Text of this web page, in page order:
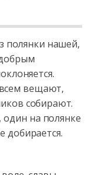
полянки нашей,
вещают,
собирают.
один на полянке
добирается.